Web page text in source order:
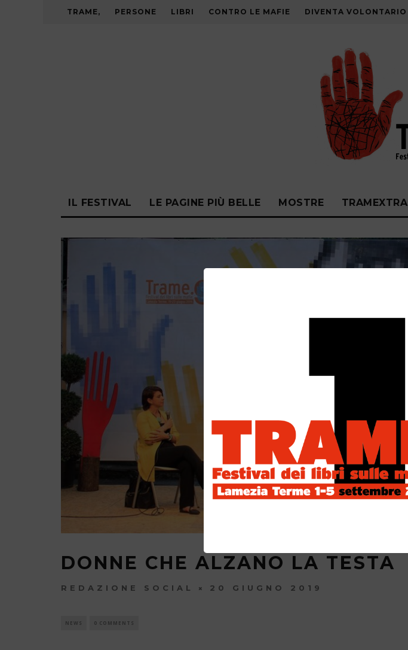
TRAME, PERSONE LIBRI CONTRO LE MAFIE DIVENTA VOLONTARIO
IL FESTIVAL LE PAGINE PIÙ BELLE MOSTRE TRAMEXTRA
DONNE CHE ALZANO LA TESTA
REDAZIONE SOCIAL 20 GIUGNO 2019
NEWS 0 COMMENTS